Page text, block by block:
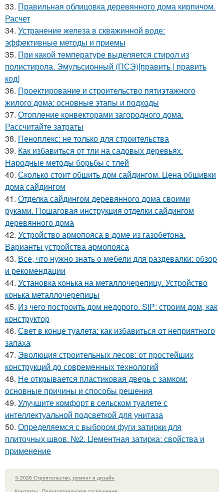
33. Правильная облицовка деревянного дома кирпичом.
Расчет
34. Устранение железа в скважинной воде:
эффективные методы и приемы
35. При какой температуре выделяется стирол из
полистирола. Эмульсионный (ПСЭ)[править | править
код]
36. Проектирование и строительство пятиэтажного
жилого дома: основные этапы и подходы
37. Отопление конвекторами загородного дома.
Рассчитайте затраты
38. Пеноплекс: не только для строительства
39. Как избавиться от тли на садовых деревьях.
Народные методы борьбы с тлей
40. Сколько стоит обшить дом сайдингом. Цена обшивки
дома сайдингом
41. Отделка сайдингом деревянного дома своими
руками. Пошаговая инструкция отделки сайдингом
деревянного дома
42. Устройство армопояса в доме из газобетона.
Варианты устройства армопояса
43. Все, что нужно знать о мебели для раздевалки: обзор
и рекомендации
44. Установка конька на металлочерепицу. Устройство
конька металлочерепицы
45. Из чего построить дом недорого. SIP: строим дом, как
конструктор
46. Свет в конце туалета: как избавиться от неприятного
запаха
47. Эволюция строительных лесов: от простейших
конструкций до современных технологий
48. Не открывается пластиковая дверь с замком:
основные причины и способы решения
49. Улучшите комфорт в сельском туалете с
интеллектуальной подсветкой для унитаза
50. Определяемся с выбором фуги затирки для
плиточных швов. №2. Цементная затирка: свойства и
применение
© 2026 Строительство, ремонт и дизайн